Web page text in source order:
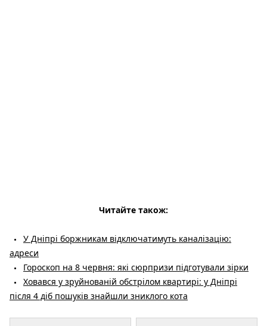
Читайте також:
У Дніпрі боржникам відключатимуть каналізацію:
адреси
Гороскоп на 8 червня: які сюрпризи підготували зірки
Ховався у зруйнованій обстрілом квартирі: у Дніпрі
після 4 діб пошуків знайшли зниклого кота